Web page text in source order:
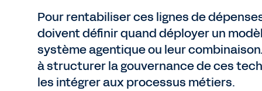
Pour rentabiliser ces lignes de
doivent définir quand déployer un
système agentique ou leur
à structurer la gouvernance de ces
les intégrer aux processus métiers.